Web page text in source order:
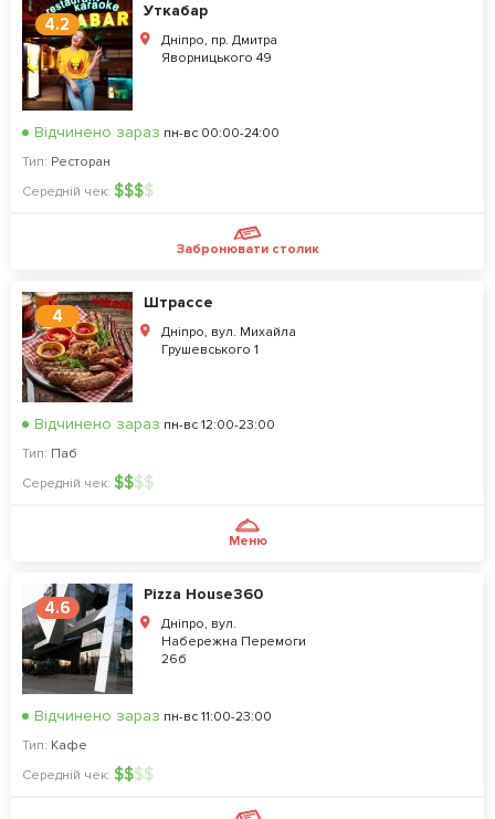
4.2
Уткабар
Дніпро, пр. Дмитра
Яворницького 49
Відчинено зараз пн-вс 00:00-24:00
Тип: Ресторан
Середній чек: $$$$
Забронювати столик
4
Штрассе
Дніпро, вул. Михайла
Грушевського 1
Відчинено зараз пн-вс 12:00-23:00
Тип: Паб
Середній чек: $$$$
Меню
4.6
Pizza House360
Дніпро, вул.
Набережна Перемоги
26б
Відчинено зараз пн-вс 11:00-23:00
Тип: Кафе
Середній чек: $$$$